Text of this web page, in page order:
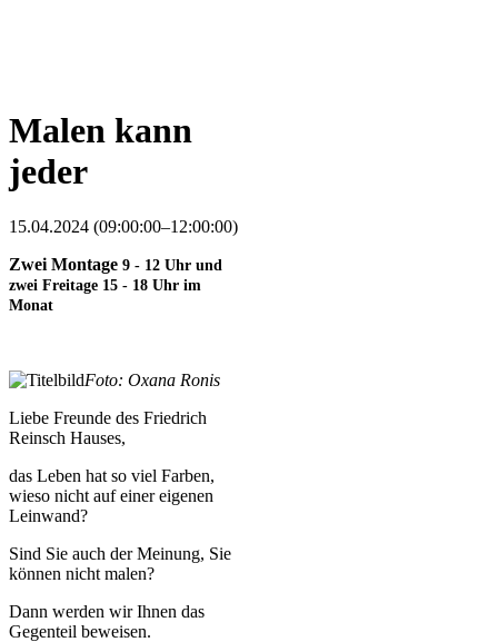
Malen kann
jeder
15.04.2024 (09:00:00–12:00:00)
Zwei Montage 9 - 12 Uhr und
zwei Freitage 15 - 18 Uhr im
Monat
Foto: Oxana Ronis
Liebe Freunde des Friedrich
Reinsch Hauses,
das Leben hat so viel Farben,
wieso nicht auf einer eigenen
Leinwand?
Sind Sie auch der Meinung, Sie
können nicht malen?
Dann werden wir Ihnen das
Gegenteil beweisen.